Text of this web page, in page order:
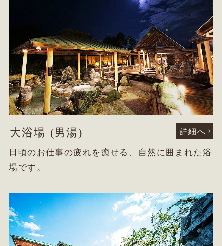
大浴場 (男湯) 詳細へ
日頃のお仕事の疲れを癒せる、自然に囲まれた浴
場です。